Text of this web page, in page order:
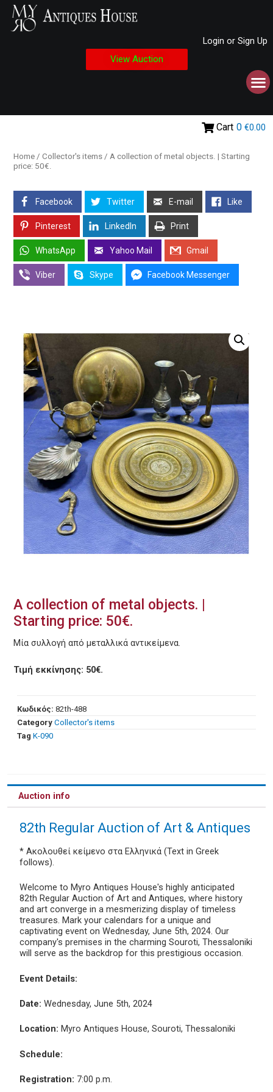
Login or Sign Up
View Auction
Cart 0 €0.00
Home / Collector's items / A collection of metal objects. | Starting
price: 50€.
Facebook Twitter E-mail Like
Pinterest LinkedIn Print
WhatsApp Yahoo Mail Gmail
Viber Skype Facebook Messenger
A collection of metal objects. |
Starting price: 50€.
Μία συλλογή από μεταλλικά αντικείμενα.
Τιμή εκκίνησης: 50€.
Κωδικός: 82th-488
Category Collector's items
Tag Κ-090
Auction info
82th Regular Auction of Art & Antiques
* Ακολουθεί κείμενο στα Ελληνικά (Text in Greek
follows).
Welcome to Myro Antiques House's highly anticipated
82th Regular Auction of Art and Antiques, where history
and art converge in a mesmerizing display of timeless
treasures. Mark your calendars for a unique and
captivating event on Wednesday, June 5th, 2024. Our
company's premises in the charming Souroti, Thessaloniki
will serve as the backdrop for this prestigious occasion.
Event Details:
Date: Wednesday, June 5th, 2024
Location: Myro Antiques House, Souroti, Thessaloniki
Schedule:
Registration: 7:00 p.m.